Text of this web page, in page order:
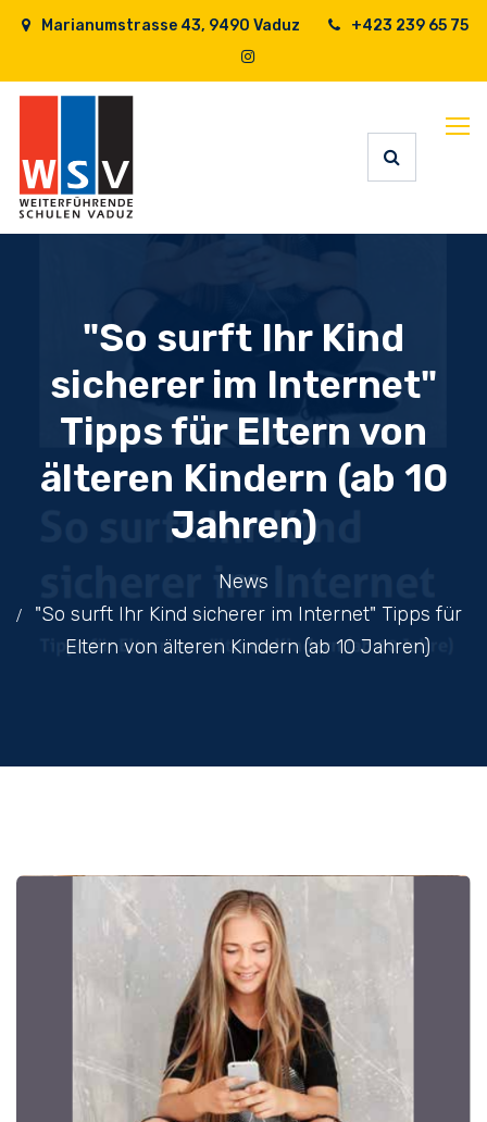
Marianumstrasse 43, 9490 Vaduz +423 239 65 75
"So surft Ihr Kind
sicherer im Internet"
Tipps für Eltern von
älteren Kindern (ab 10
Jahren)
News
"So surft Ihr Kind sicherer im Internet" Tipps für
Eltern von älteren Kindern (ab 10 Jahren)